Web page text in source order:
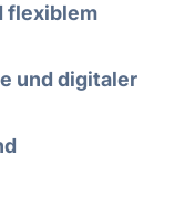
flexiblem
und digitaler